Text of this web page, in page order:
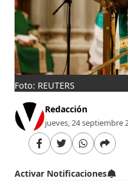
Foto: REUTERS
Redacción
jueves, 24 septiembre
Activar Notificaciones